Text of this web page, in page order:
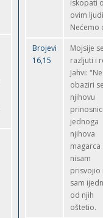
iskopati
ovim
Nećemo
Brojevi
16,15
Mojsije
razljuti i
Jahvi: "Ne
obaziri
njihovu
jednoga
njihova
magarca
nisam
prisvojio
sam
od njih
oštetio.